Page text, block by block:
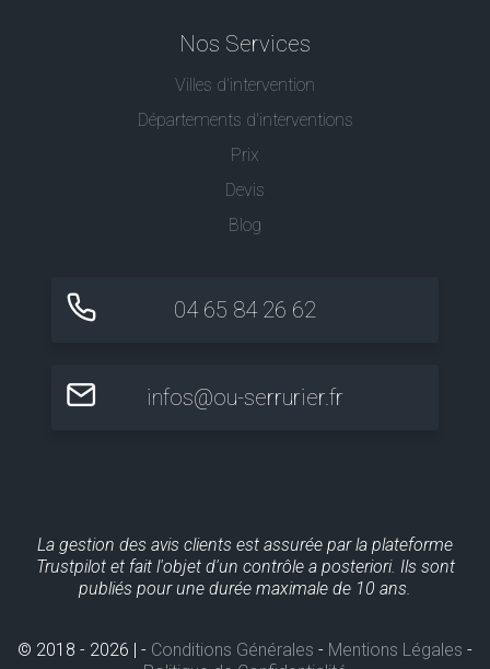
Nos Services
Villes d'intervention
Départements d'interventions
Prix
Devis
Blog
04 65 84 26 62
infos@ou-serrurier.fr
La gestion des avis clients est assurée par la plateforme
Trustpilot et fait l'objet d'un contrôle a posteriori. Ils sont
publiés pour une durée maximale de 10 ans.
© 2018 - 2026 | - Conditions Générales - Mentions Légales -